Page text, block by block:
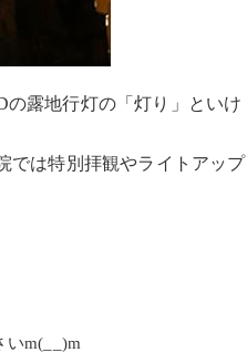
の露地行灯の「灯り」といけ
では特別拝観やライトアップ
いm(__)m